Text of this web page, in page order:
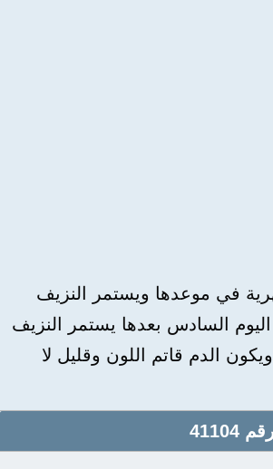
في موعدها ويستمر النزيف
اليوم السادس بعدها يستمر النزيف
ويكون الدم قاتم اللون وقليل لا